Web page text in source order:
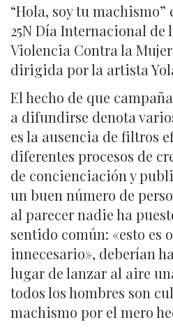
“Hola, soy tu machismo”
25N Día Internacional
Violencia Contra la
dirigida por la artista
El hecho de que
a difundirse denota
es la ausencia de filtros
diferentes procesos de
de concienciación y
un buen número de
al parecer nadie ha
sentido común: «esto es
innecesario», deberían
lugar de lanzar al aire
todos los hombres son
machismo por el mero